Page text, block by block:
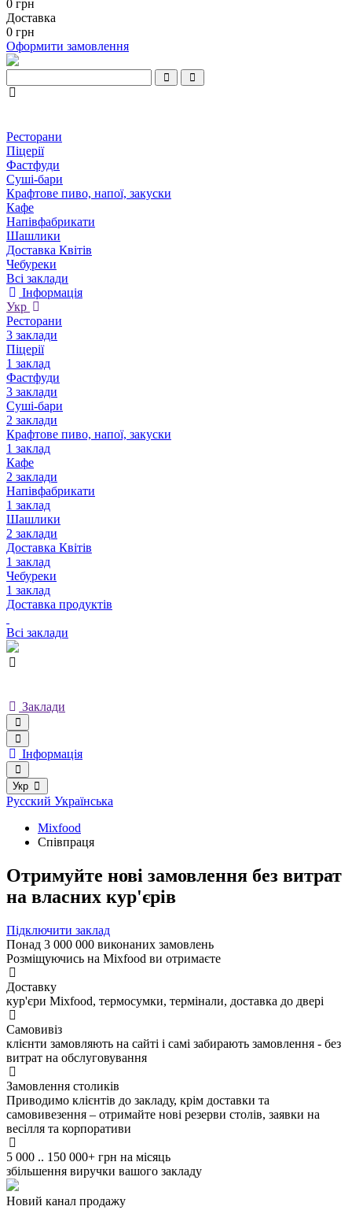
0 грн
Доставка
0 грн
Оформити замовлення
Ресторани
Піцерії
Фастфуди
Суші-бари
Крафтове пиво, напої, закуски
Кафе
Напівфабрикати
Шашлики
Доставка Квітів
Чебуреки
Всі заклади
Інформація
Укр
Ресторани
3 заклади
Піцерії
1 заклад
Фастфуди
3 заклади
Суші-бари
2 заклади
Крафтове пиво, напої, закуски
1 заклад
Кафе
2 заклади
Напівфабрикати
1 заклад
Шашлики
2 заклади
Доставка Квітів
1 заклад
Чебуреки
1 заклад
Доставка продуктів
Всі заклади
Заклади
Інформація
Укр
Русский Українська
Mixfood
Співпраця
Отримуйте нові замовлення без витрат
на власних кур'єрів
Підключити заклад
Понад 3 000 000 виконаних замовлень
Розміщуючись на Mixfood ви отримаєте
Доставку
кур'єри Mixfood, термосумки, термінали, доставка до двері
Самовивіз
клієнти замовляють на сайті і самі забирають замовлення - без
витрат на обслуговування
Замовлення столиків
Приводимо клієнтів до закладу, крім доставки та
самовивезення – отримайте нові резерви столів, заявки на
весілля та корпоративи
5 000 .. 150 000+ грн на місяць
збільшення виручки вашого закладу
Новий канал продажу